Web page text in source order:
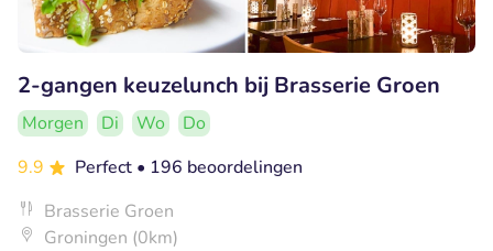
2-gangen keuzelunch bij Brasserie Groen
Morgen Di Wo
Do
9.9
Perfect • 196 beoordelingen
Brasserie Groen
Groningen (0km)